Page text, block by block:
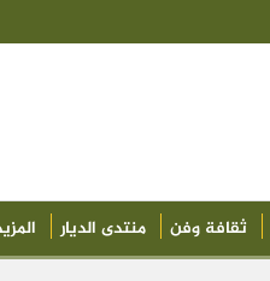
ثقافة وفن منتدى الديار